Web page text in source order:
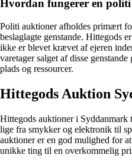
Hvordan fungerer en
Politi auktioner afholdes primært
beslaglagte genstande. Hittegods
ikke er blevet krævet af ejeren
varetager salget af disse
plads og ressourcer.
Hittegods Auktion
Hittegods auktioner i Syddanmark
lige fra smykker og elektronik til
auktioner er en god mulighed for
unikke ting til en overkommelig